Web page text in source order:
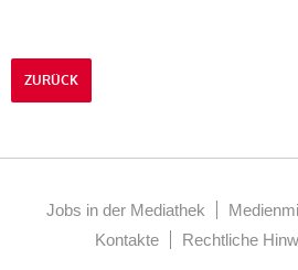
ZURÜCK
Jobs in der Mediathek
Kontakte
Rechtliche